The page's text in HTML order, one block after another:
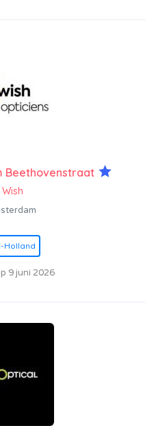
Beethovenstraat
Holland
9 juni 2026